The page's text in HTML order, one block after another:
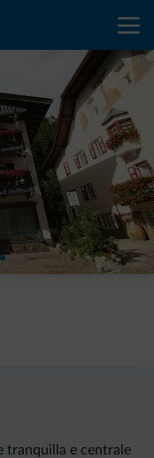
tranquilla e centrale